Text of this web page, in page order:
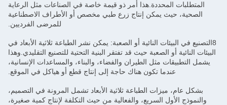
المتطلبات المحددة.هذا أمر ذو قيمة خاصة في الصناعات مثل الرعاية
الصحية، حيث يمكن إنتاج زرع طبي مخصص أو الأطراف الاصطناعية
للمرضى الفرديين.
8التصنيع في البيئات النائية أو الصعبة: يمكن نشر الطباعة ثلاثية الأبعاد في
البيئات النائية أو الصعبة حيث قد تفتقر البنية التحتية للتصنيع التقليدي.وهذا
يشمل التطبيقات مثل الطيران والفضاء، والبناء، والمساعدات الإنسانية،
عندما تكون هناك حاجة إلى إنتاج قطع أو هياكل في الموقع.
بشكل عام، ميزات الطباعة ثلاثية الأبعاد تشمل المرونة في التصميم،
والنموذج الأول السريع، والفعالية من حيث التكلفة لإنتاج كمية صغيرة،